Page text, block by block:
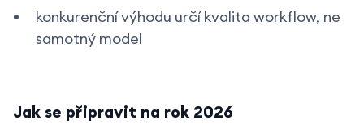
konkurenční výhodu určí kvalita workflow, ne
samotný model
Jak se připravit na rok 2026